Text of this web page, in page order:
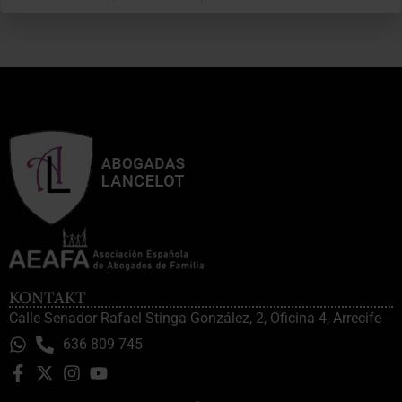
KONTAKT
Calle Senador Rafael Stinga González, 2, Oficina 4, Arrecife
636 809 745